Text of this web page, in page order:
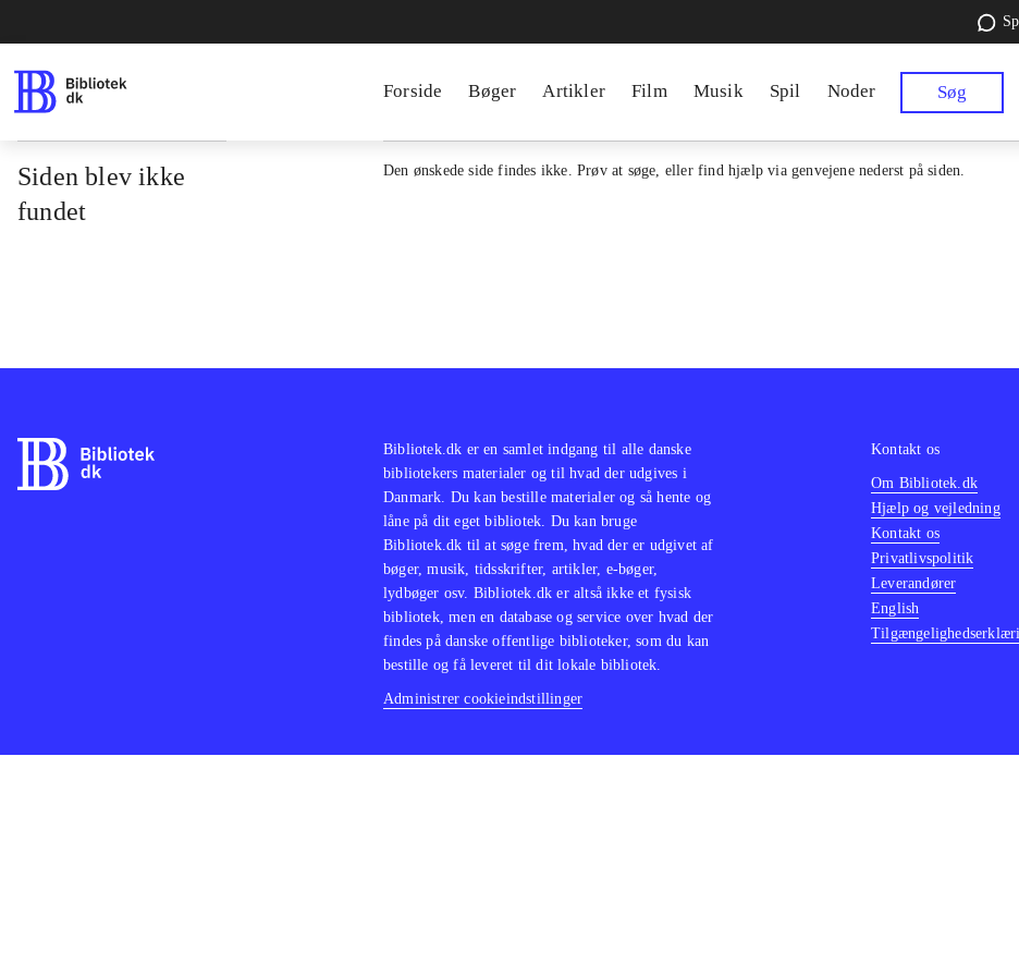
Forside Bøger Artikler Film Musik Spil Noder Søg
Siden blev ikke
fundet
Den ønskede side findes ikke. Prøv at søge, eller find hjælp via genvejene nederst på siden.
Bibliotek.dk er en samlet indgang til alle danske
bibliotekers materialer og til hvad der udgives i
Danmark. Du kan bestille materialer og så hente og
låne på dit eget bibliotek. Du kan bruge
Bibliotek.dk til at søge frem, hvad der er udgivet af
bøger, musik, tidsskrifter, artikler, e-bøger,
lydbøger osv. Bibliotek.dk er altså ikke et fysisk
bibliotek, men en database og service over hvad der
findes på danske offentlige biblioteker, som du kan
bestille og få leveret til dit lokale bibliotek.
Administrer cookieindstillinger
Kontakt os
Om Bibliotek.dk
Hjælp og vejledning
Kontakt os
Privatlivspolitik
Leverandører
English